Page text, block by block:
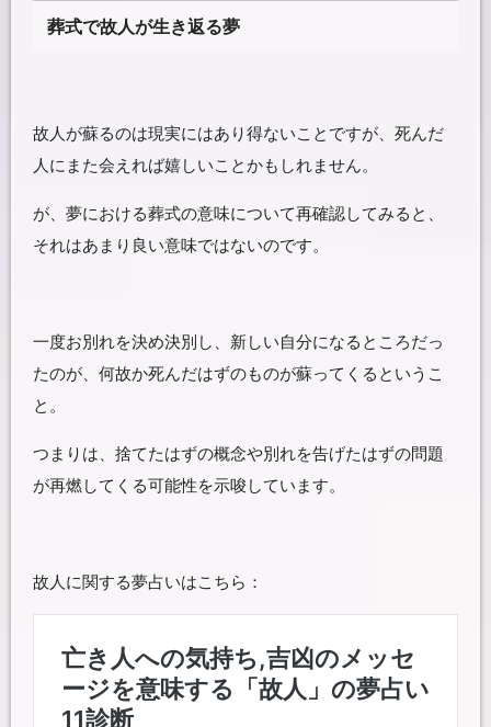
葬式で故人が生き返る夢
故人が蘇るのは現実にはあり得ないことですが、死んだ
人にまた会えれば嬉しいことかもしれません。
が、夢における葬式の意味について再確認してみると、
それはあまり良い意味ではないのです。
一度お別れを決め決別し、新しい自分になるところだっ
たのが、何故か死んだはずのものが蘇ってくるというこ
と。
つまりは、捨てたはずの概念や別れを告げたはずの問題
が再燃してくる可能性を示唆しています。
故人に関する夢占いはこちら：